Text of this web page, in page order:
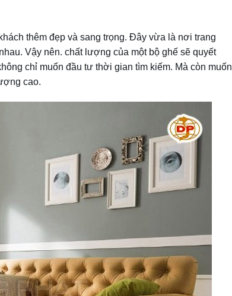
thêm đẹp và sang trọng. Đây vừa là nơi trang
Vậy nên. chất lượng của một bộ ghế sẽ quyết
chỉ muốn đầu tư thời gian tìm kiếm. Mà còn muốn
cao.